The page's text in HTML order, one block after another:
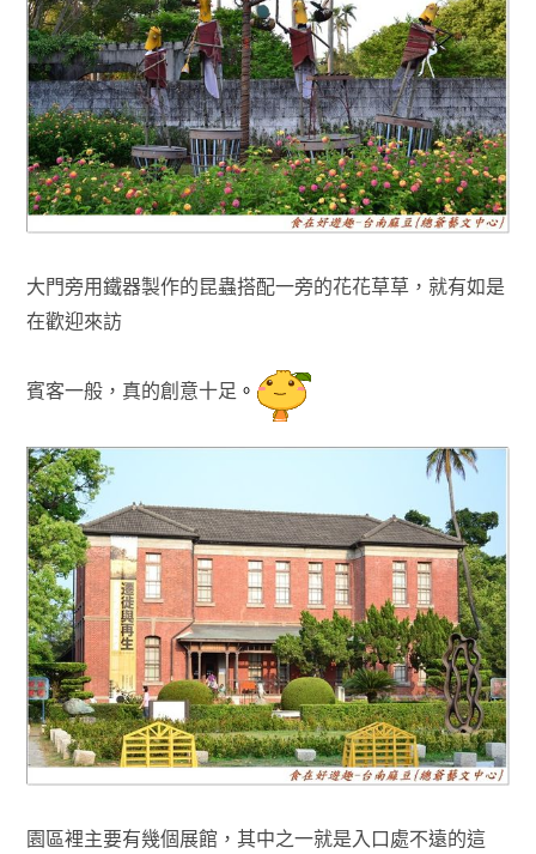
大門旁用鐵器製作的昆蟲搭配一旁的花花草草，就有如是
在歡迎來訪
賓客一般，真的創意十足 。
園區裡主要有幾個展館，其中之一就是入口處不遠的這